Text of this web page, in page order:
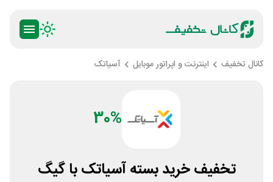
کانال تخفیف اینترنت و اپراتور موبایل آسیاتک
30%
تخفیف خرید بسته آسیاتک با گیگ